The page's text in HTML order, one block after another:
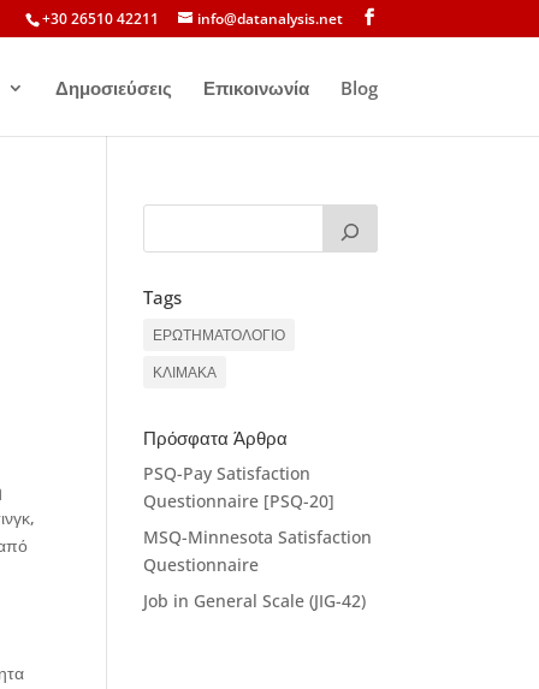
+30 26510 42211 info@datanalysis.net
Δημοσιεύσεις Επικοινωνία Blog
Tags
ΕΡΩΤΗΜΑΤΟΛΟΓΙΟ
ΚΛΙΜΑΚΑ
Πρόσφατα Άρθρα
PSQ-Pay Satisfaction
Questionnaire [PSQ-20]
MSQ-Minnesota Satisfaction
Questionnaire
Job in General Scale (JIG-42)